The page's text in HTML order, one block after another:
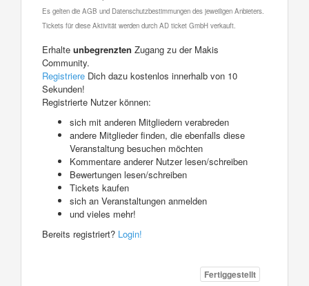
Es gelten die AGB und Datenschutzbestimmungen des jeweiligen Anbieters.
Tickets für diese Aktivität werden durch AD ticket GmbH verkauft.
Erhalte unbegrenzten Zugang zu der Makis
Community.
Registriere Dich dazu kostenlos innerhalb von 10
Sekunden!
Registrierte Nutzer können:
sich mit anderen Mitgliedern verabreden
andere Mitglieder finden, die ebenfalls diese
Veranstaltung besuchen möchten
Kommentare anderer Nutzer lesen/schreiben
Bewertungen lesen/schreiben
Tickets kaufen
sich an Veranstaltungen anmelden
und vieles mehr!
Bereits registriert? Login!
Fertiggestellt